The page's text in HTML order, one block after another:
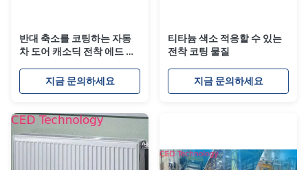
반대 축소를 코팅하는 자동
차 도어 캐소딕 전착 에드 블
지금 문의하세요
티타늄 색소 적응할 수 있는
전착 코팅 물질
지금 문의하세요